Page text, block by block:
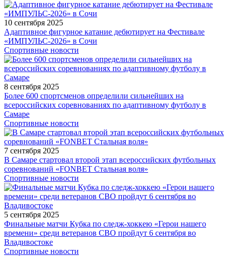
10 сентября 2025
Адаптивное фигурное катание дебютирует на Фестивале
«ИМПУЛЬС-2026» в Сочи
Спортивные новости
8 сентября 2025
Более 600 спортсменов определили сильнейших на
всероссийских соревнованиях по адаптивному футболу в
Самаре
Спортивные новости
7 сентября 2025
В Самаре стартовал второй этап всероссийских футбольных
соревнований «FONBET Стальная воля»
Спортивные новости
5 сентября 2025
Финальные матчи Кубка по следж-хоккею «Герои нашего
времени» среди ветеранов СВО пройдут 6 сентября во
Владивостоке
Спортивные новости